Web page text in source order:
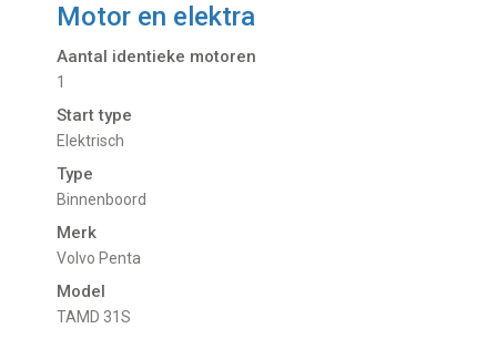
Motor en elektra
Aantal identieke motoren
1
Start type
Elektrisch
Type
Binnenboord
Merk
Volvo Penta
Model
TAMD 31S